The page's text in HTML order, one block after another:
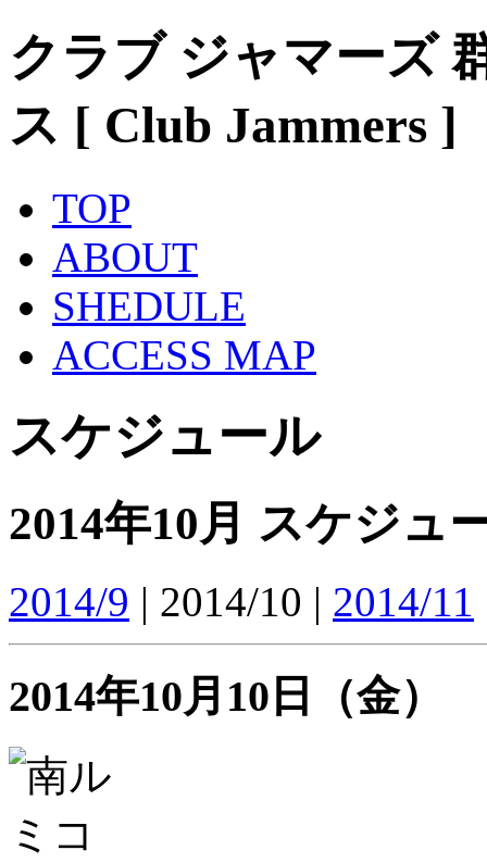
クラブ ジャマーズ
ス [ Club Jammers ]
TOP
ABOUT
SHEDULE
ACCESS MAP
スケジュール
2014年10月 スケジュ
2014/9 | 2014/10 | 2014/11
2014年10月10日（金）